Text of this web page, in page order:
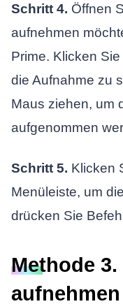
Schritt 4. Öffnen
aufnehmen
Prime. Klicken
die Aufnahme zu
Maus ziehen, um
aufgenommen
Schritt 5. Klicken
Menüleiste, um
drücken Sie
Methode